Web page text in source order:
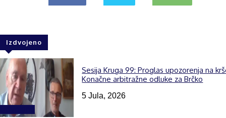
Izdvojeno
Sesija Kruga 99: Proglas upozorenja na
Konačne arbitražne odluke za Brčko
5 Jula, 2026